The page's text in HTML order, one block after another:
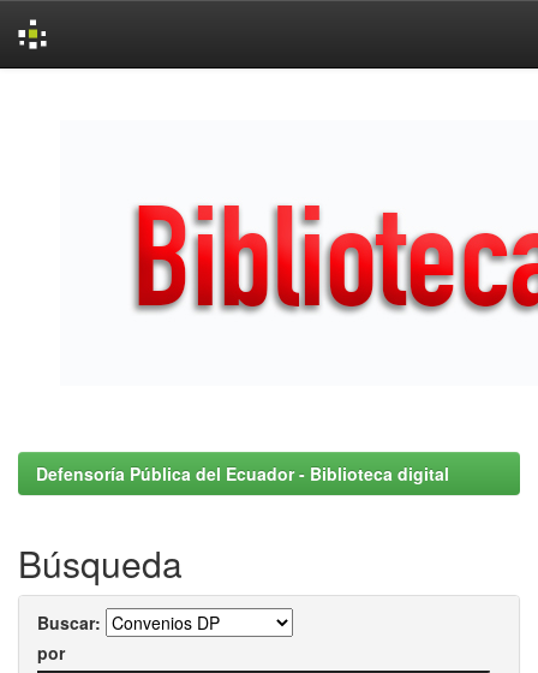
Defensoría Pública del Ecuador - Biblioteca digital
Búsqueda
Buscar:
por